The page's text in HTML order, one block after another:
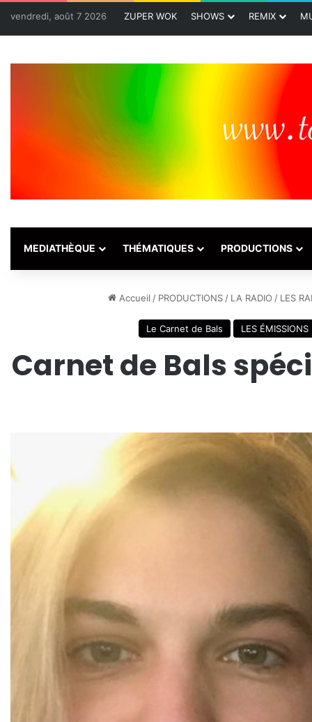
vendredi, août 7 2026 ZUPER WOK SHOWS REMIX
MEDIATHÈQUE THÉMATIQUES PRODUCTIONS
Accueil / PRODUCTIONS/ LA RADIO / LES
Le Carnet de Bals LES ÉMISSIONS
Carnet de Bals